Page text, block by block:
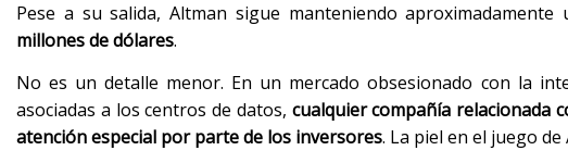
Pese a su salida, Altman sigue manteniendo aproximadamente
millones de dólares.
No es un detalle menor. En un mercado obsesionado con la
asociadas a los centros de datos, cualquier compañía relacionada
atención especial por parte de los inversores. La piel en el juego